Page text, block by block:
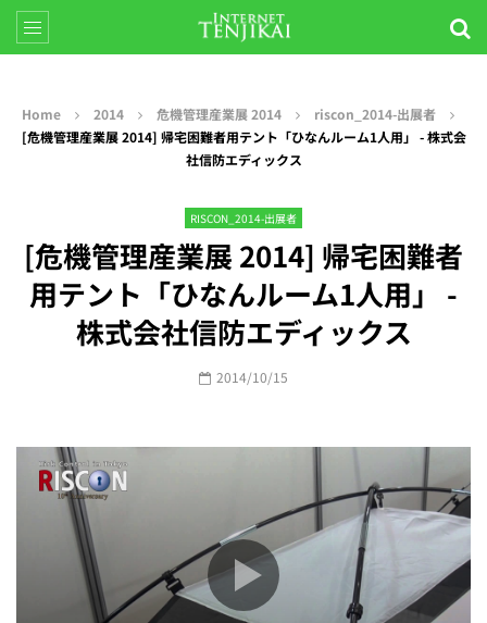
Home 2014 危機管理産業展 2014
riscon_2014-出展者
[危機管理産業展 2014] 帰宅困難者用テント「ひなんルーム1人用」 - 株式会
社信防エディックス
RISCON_2014-出展者
[危機管理産業展 2014] 帰宅困難者
用テント「ひなんルーム1人用」 -
株式会社信防エディックス
2014/10/15